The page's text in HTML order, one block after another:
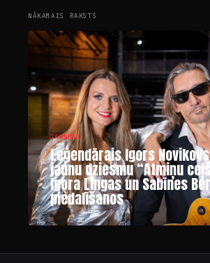
NĀKAMAIS RAKSTS
JAUNUMI
Leģendārais Igors
jaunu dziesmu “Atmiņu
Igora Lingas un Sabīnes
piedalīšanos